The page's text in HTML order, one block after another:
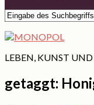
LEBEN, KUNST
getaggt: